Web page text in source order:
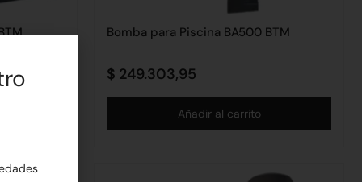
Bomba para Piscina BA500 BTM
$ 249.303,95
Añadir al carrito